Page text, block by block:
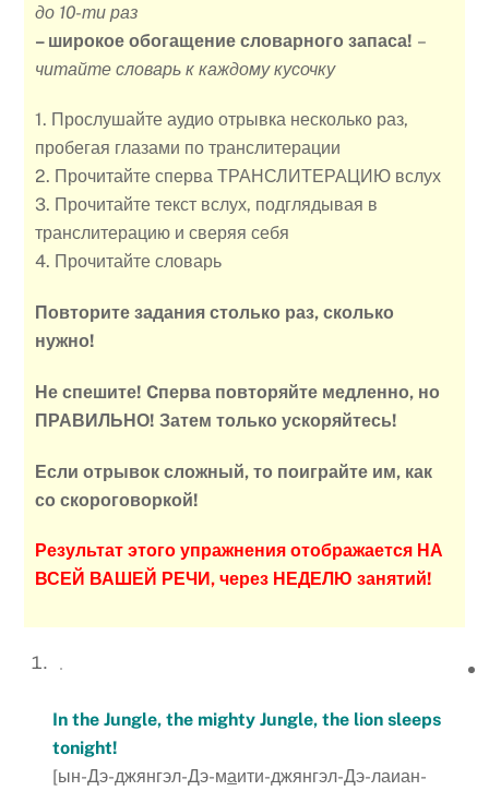
до 10-ти раз
– широкое обогащение словарного запаса! –
читайте словарь к каждому кусочку
1. Прослушайте аудио отрывка несколько раз,
пробегая глазами по транслитерации
2. Прочитайте сперва ТРАНСЛИТЕРАЦИЮ вслух
3. Прочитайте текст вслух, подглядывая в
транслитерацию и сверяя себя
4. Прочитайте словарь
Повторите задания столько раз, сколько
нужно!
Не спешите! Cперва повторяйте медленно, но
ПРАВИЛЬНО! Затем только ускоряйтесь!
Если отрывок сложный, то поиграйте им, как
со скороговоркой!
Результат этого упражнения отображается НА
ВСЕЙ ВАШЕЙ РЕЧИ, через НЕДЕЛЮ занятий!
In the Jungle, the mighty Jungle, the lion sleeps
tonight!
[ын-Дэ-джянгэл-Дэ-маити-джянгэл-Дэ-лаиан-